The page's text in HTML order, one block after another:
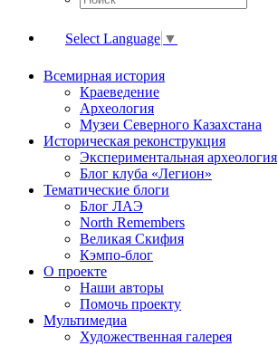
Select Language ▼
Всемирная история
Краеведение
Археология
Музеи Северного Казахстана
Историческая реконструкция
Экспериментальная археология
Блог клуба «Легион»
Тематические блоги
Блог ЛАЭ
North Remembers
Великая Скифия
Кэмпо-блог
О проекте
Наши авторы
Помочь проекту
Мультимедиа
Художественная галерея